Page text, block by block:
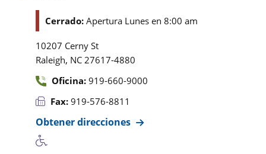
Cerrado: Apertura Lunes en 8:00 am
10207 Cerny St
Raleigh, NC 27617-4880
Oficina: 919-660-9000
Fax: 919-576-8811
Obtener direcciones